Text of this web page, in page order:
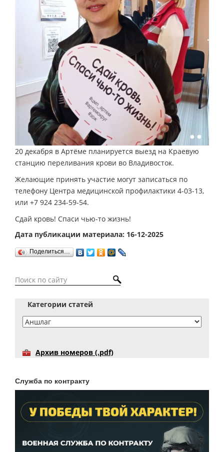
20 декабря в Артёме планируется выезд на Краевую
станцию переливания крови во Владивосток.
Желающие принять участие могут записаться по
телефону Центра медицинской профилактики 4-03-13,
или +7 924 234-59-54.
Сдай кровь! Спаси чью-то жизнь!
Дата публикации материала: 16-12-2025
Поделиться…
Категории статей
Архив номеров (.pdf)
Служба по контракту